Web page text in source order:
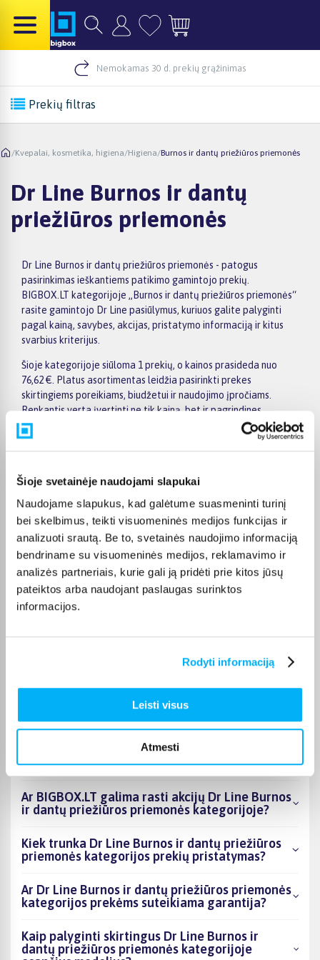
Šioje svetainėje naudojami slapukai
Naudojame slapukus, kad galėtume suasmeninti turinį
bei skelbimus, teikti visuomeninės medijos funkcijas ir
analizuoti srautą. Be to, svetainės naudojimo informaciją
bendriname su visuomeninės medijos, reklamavimo ir
analizės partneriais, kurie gali ją pridėti prie kitos jūsų
pateiktos arba naudojant paslaugas surinktos
informacijos.
Rodyti informaciją
Leisti visus
Atmesti
Nemokamas 30 d. prekių grąžinimas
Prekių filtras
/Kvepalai, kosmetika, higiena/Higiena/Burnos ir dantų priežiūros priemonės
Dr Line Burnos ir dantų
priežiūros priemonės
Dr Line Burnos ir dantų priežiūros priemonės - patogus
pasirinkimas ieškantiems patikimo gamintojo prekių.
BIGBOX.LT kategorijoje „Burnos ir dantų priežiūros priemonės“
rasite gamintojo Dr Line pasiūlymus, kuriuos galite palyginti
pagal kainą, savybes, akcijas, pristatymo informaciją ir kitus
svarbius kriterijus.
Šioje kategorijoje siūloma 1 prekių, o kainos prasideda nuo
76,62 €. Platus asortimentas leidžia pasirinkti prekes
skirtingiems poreikiams, biudžetui ir naudojimo įpročiams.
Renkantis verta įvertinti ne tik kainą, bet ir pagrindines
savybes, funkcionalumą, komplektaciją, garantijos sąlygas bei
taikomus specialius pasiūlymus.
pasiūlymus ir patogiai palyginti Dr Line prekes tarpusavyje.
informaciją ir prekės aprašymą, kad galėtumėte priimti patogų
ir apgalvotą sprendimą.
Palyginkite Dr Line prekes BIGBOX.LT ir išsirinkite tinkamiausią
DUK
priemonės kategorijoje esantys produktai šiuo
metu populiariausi?
priežiūros priemonės kategorijos asortimente
ir kokia žemiausia kaina?
Ar BIGBOX.LT galima rasti akcijų Dr Line Burnos
ir dantų priežiūros priemonės kategorijoje?
Kiek trunka Dr Line Burnos ir dantų priežiūros
priemonės kategorijos prekių pristatymas?
Ar Dr Line Burnos ir dantų priežiūros priemonės
kategorijos prekėms suteikiama garantija?
Kaip palyginti skirtingus Dr Line Burnos ir
dantų priežiūros priemonės kategorijoje